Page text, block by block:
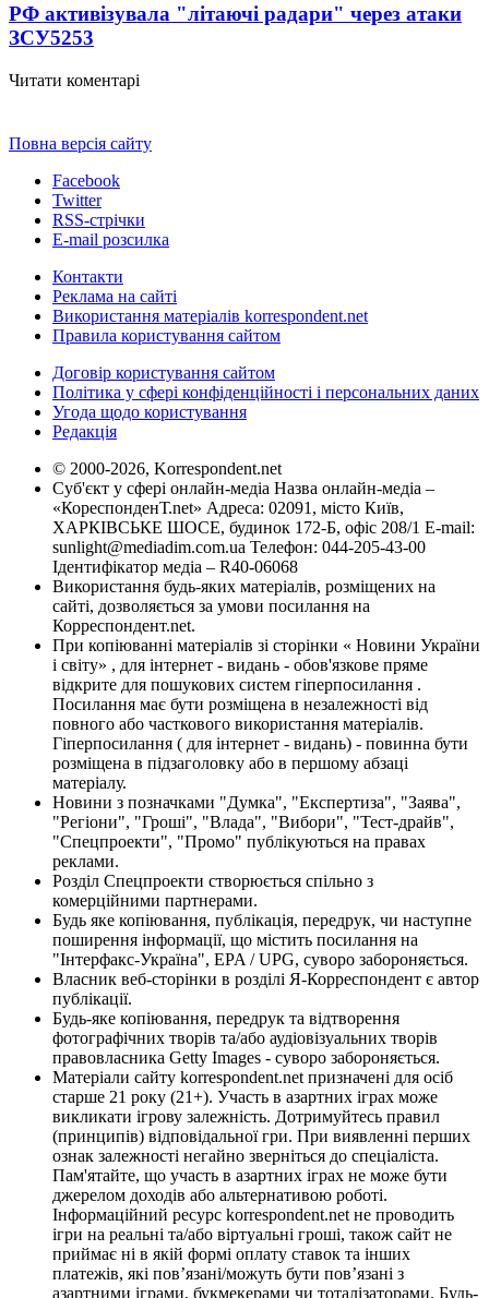
РФ активізувала "літаючі радари" через атаки
ЗСУ5253
Читати коментарі
Повна версія сайту
Facebook
Twitter
RSS-стрічки
E-mail розсилка
Контакти
Реклама на сайті
Використання матеріалів korrespondent.net
Правила користування сайтом
Договір користування сайтом
Політика у сфері конфіденційності і персональних даних
Угода щодо користування
Редакція
© 2000-2026, Korrespondent.net
Суб'єкт у сфері онлайн-медіа Назва онлайн-медіа –
«КореспонденТ.net» Адреса: 02091, місто Київ,
ХАРКІВСЬКЕ ШОСЕ, будинок 172-Б, офіс 208/1 E-mail:
sunlight@mediadim.com.ua Телефон: 044-205-43-00
Ідентифікатор медіа – R40-06068
Використання будь-яких матеріалів, розміщених на
сайті, дозволяється за умови посилання на
Корреспондент.net.
При копіюванні матеріалів зі сторінки « Новини України
і світу» , для інтернет - видань - обов'язкове пряме
відкрите для пошукових систем гіперпосилання .
Посилання має бути розміщена в незалежності від
повного або часткового використання матеріалів.
Гіперпосилання ( для інтернет - видань) - повинна бути
розміщена в підзаголовку або в першому абзаці
матеріалу.
Новини з позначками "Думка", "Експертиза", "Заява",
"Регіони", "Гроші", "Влада", "Вибори", "Тест-драйв",
"Спецпроекти", "Промо" публікуються на правах
реклами.
Розділ Спецпроекти створюється спільно з
комерційними партнерами.
Будь яке копіювання, публікація, передрук, чи наступне
поширення інформації, що містить посилання на
"Інтерфакс-Україна", EPA / UPG, суворо забороняється.
Власник веб-сторінки в розділі Я-Корреспондент є автор
публікації.
Будь-яке копіювання, передрук та відтворення
фотографічних творів та/або аудіовізуальних творів
правовласника Getty Images - суворо забороняється.
Матеріали сайту korrespondent.net призначені для осіб
старше 21 року (21+). Участь в азартних іграх може
викликати ігрову залежність. Дотримуйтесь правил
(принципів) відповідальної гри. При виявленні перших
ознак залежності негайно зверніться до спеціаліста.
Пам'ятайте, що участь в азартних іграх не може бути
джерелом доходів або альтернативою роботі.
Інформаційний ресурс korrespondent.net не проводить
ігри на реальні та/або віртуальні гроші, також сайт не
приймає ні в якій формі оплату ставок та інших
платежів, які пов’язані/можуть бути пов’язані з
азартними іграми, букмекерами чи тоталізаторами. Будь-